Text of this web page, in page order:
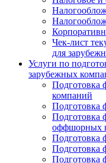
Чек-лист
для
Услуги по
зарубежных
Подготовка
компаний
Подготовка
Подготовка
оффшорных
Подготовка
Подготовка
Подготовка